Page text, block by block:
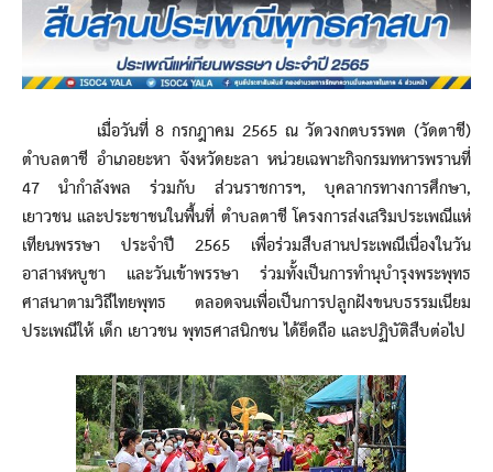
เมื่อวันที่ 8 กรกฎาคม 2565 ณ วัดวงกตบรรพต (วัดตาชี)
ตำบลตาชี อำเภอยะหา จังหวัดยะลา หน่วยเฉพาะกิจกรมทหารพรานที่
47 นำกำลังพล ร่วมกับ ส่วนราชการฯ, บุคลากรทางการศึกษา,
เยาวชน และประชาชนในพื้นที่ ตำบลตาชี โครงการส่งเสริมประเพณีแห่
เทียนพรรษา ประจำปี 2565 เพื่อร่วมสืบสานประเพณีเนื่องในวัน
อาสาฬหบูชา และวันเข้าพรรษา ร่วมทั้งเป็นการทำนุบำรุงพระพุทธ
ศาสนาตามวิถีไทยพุทธ ตลอดจนเพื่อเป็นการปลูกฝังขนบธรรมเนียม
ประเพณีให้ เด็ก เยาวชน พุทธศาสนิกชน ได้ยึดถือ และปฏิบัติสืบต่อไป